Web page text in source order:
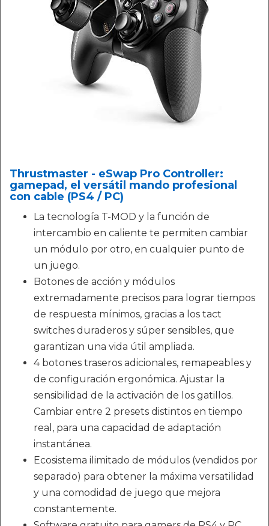
Thrustmaster - eSwap Pro Controller:
gamepad, el versátil mando profesional
con cable (PS4 / PC)
La tecnología T-MOD y la función de
intercambio en caliente te permiten cambiar
un módulo por otro, en cualquier punto de
un juego.
Botones de acción y módulos
extremadamente precisos para lograr tiempos
de respuesta mínimos, gracias a los tact
switches duraderos y súper sensibles, que
garantizan una vida útil ampliada.
4 botones traseros adicionales, remapeables y
de configuración ergonómica. Ajustar la
sensibilidad de la activación de los gatillos.
Cambiar entre 2 presets distintos en tiempo
real, para una capacidad de adaptación
instantánea.
Ecosistema ilimitado de módulos (vendidos por
separado) para obtener la máxima versatilidad
y una comodidad de juego que mejora
constantemente.